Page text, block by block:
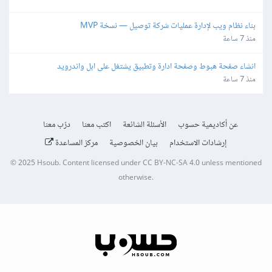
بناء نظام ويب لإدارة عمليات شركة توصيل — نسخة MVP
منذ 7 ساعة
انشاء صفحة هبوط وصفحة ادارة وتطبيق يشتغل على ابل واندرويد
منذ 7 ساعة
عن أكاديمية حسوب الأسئلة الشائعة اكتب معنا
درّب معنا
إرشادات الاستخدام
بيان الخصوصية مركز المساعدة
© 2025 Hsoub.Content licensed underCC BY-NC-SA 4.0unless mentioned
otherwise.